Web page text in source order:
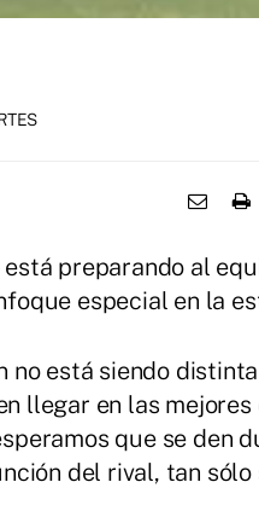
preparando al
especial en la
no está siendo
llegar en las
que se den
del rival, tan